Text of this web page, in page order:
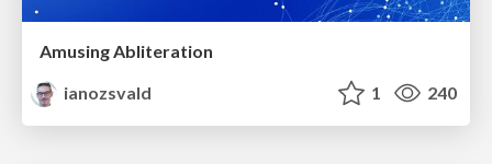
Amusing Abliteration
ianozsvald
1 240